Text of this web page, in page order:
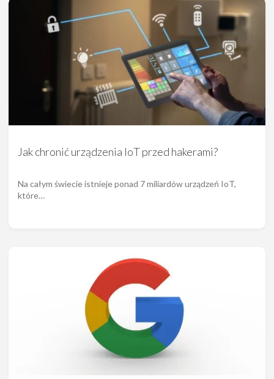
Jak chronić urządzenia IoT przed hakerami?
Na całym świecie istnieje ponad 7 miliardów urządzeń IoT,
które…